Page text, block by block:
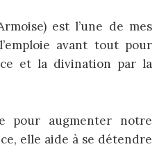
est l’une de mes
avant tout pour
et la divination par la
pour augmenter notre
elle aide à se détendre